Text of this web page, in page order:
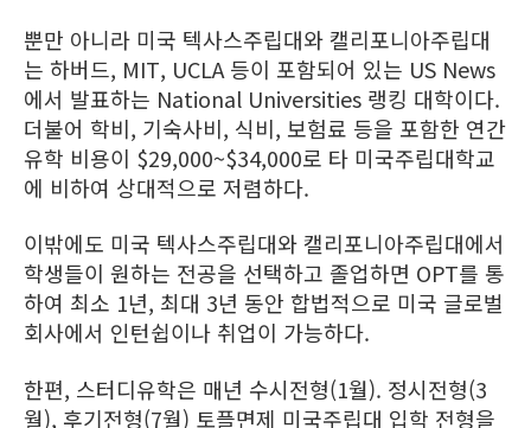
뿐만 아니라 미국 텍사스주립대와 캘리포니아주립대
는 하버드, MIT, UCLA 등이 포함되어 있는 US News
에서 발표하는 National Universities 랭킹 대학이다.
더불어 학비, 기숙사비, 식비, 보험료 등을 포함한 연간
유학 비용이 $29,000~$34,000로 타 미국주립대학교
에 비하여 상대적으로 저렴하다.
이밖에도 미국 텍사스주립대와 캘리포니아주립대에서
학생들이 원하는 전공을 선택하고 졸업하면 OPT를 통
하여 최소 1년, 최대 3년 동안 합법적으로 미국 글로벌
회사에서 인턴쉽이나 취업이 가능하다.
한편, 스터디유학은 매년 수시전형(1월). 정시전형(3
월), 후기전형(7월) 토플면제 미국주립대 입학 전형을